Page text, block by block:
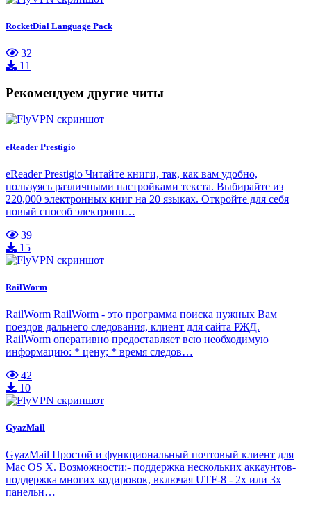
RocketDial Language Pack
32
11
Рекомендуем другие читы
eReader Prestigio
eReader Prestigio Читайте книги, так, как вам удобно,
пользуясь различными настройками текста. Выбирайте из
220,000 электронных книг на 20 языках. Откройте для себя
новый способ электронн…
39
15
RailWorm
RailWorm RailWorm - это программа поиска нужных Вам
поездов дальнего следования, клиент для сайта РЖД.
RailWorm оперативно предоставляет всю необходимую
информацию: * цену; * время следов…
42
10
GyazMail
GyazMail Простой и функциональный почтовый клиент для
Mac OS X. Возможности:- поддержка нескольких аккаунтов-
поддержка многих кодировок, включая UTF-8 - 2х или 3х
панельн…